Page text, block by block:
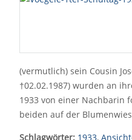
(vermutlich) sein Cousin
†02.02.1987) wurden an
1933 von einer Nachbarin
beiden auf der
Schlagwörter: 1933,